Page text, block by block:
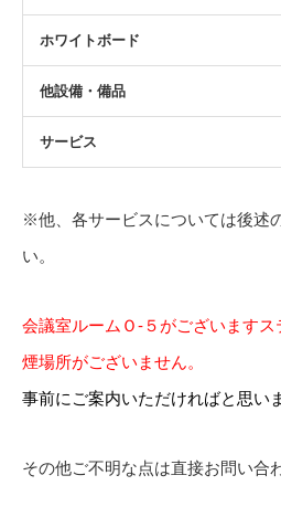
ホワイトボード
他設備・備品
サービス
※他、各サービスについては後述
い。
会議室ルームＯ-５がございます
煙場所がございません。
事前にご案内いただければと思い
その他ご不明な点は直接お問い合